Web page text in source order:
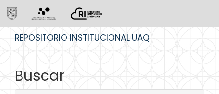
REPOSITORIO INSTITUCIONAL UAQ
Buscar